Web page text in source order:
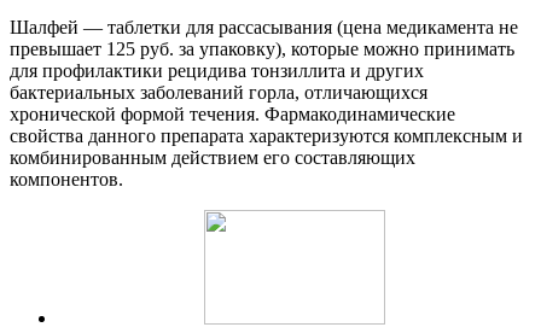
Шалфей — таблетки для рассасывания (цена медикамента не
превышает 125 руб. за упаковку), которые можно принимать
для профилактики рецидива тонзиллита и других
бактериальных заболеваний горла, отличающихся
хронической формой течения. Фармакодинамические
свойства данного препарата характеризуются комплексным и
комбинированным действием его составляющих
компонентов.